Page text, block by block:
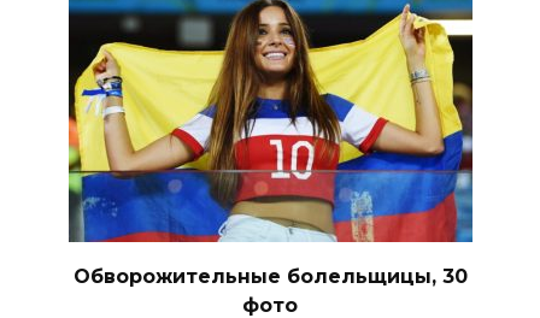
Обворожительные болельщицы, 30
фото